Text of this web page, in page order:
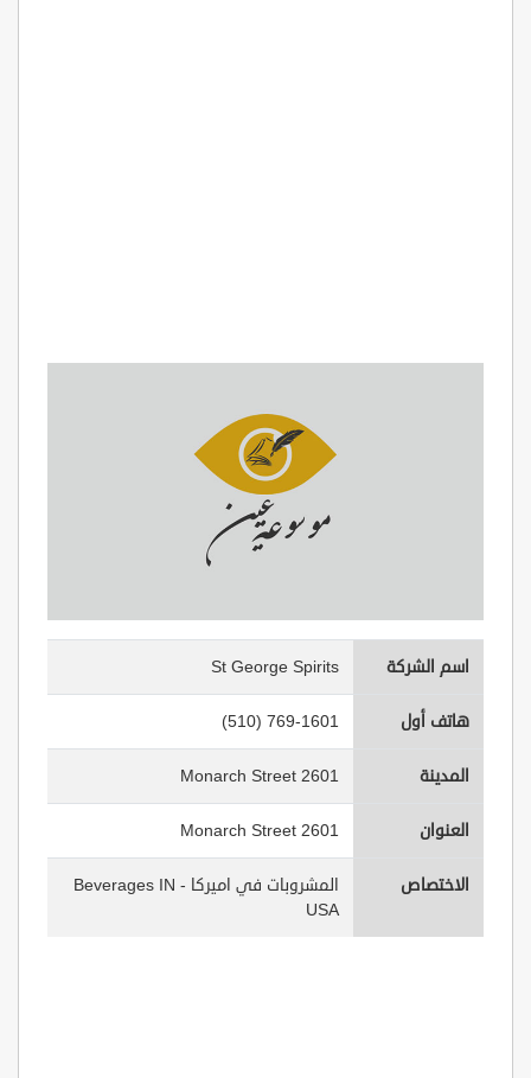
اسم الشركة St George Spirits
هاتف أول (510) 769-1601
المدينة 2601 Monarch Street
العنوان 2601 Monarch Street
الاختصاص
المشروبات في اميركا - Beverages IN
USA